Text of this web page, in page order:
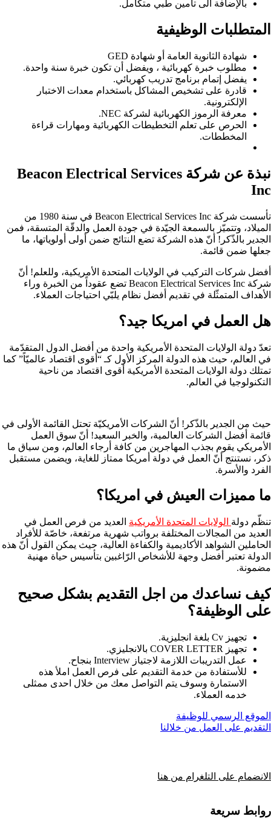
بالإضافة الى تأمين طبي متكامل.
المتطلبات الوظيفية ​
شهادة الثانوية العامة أو شهادة GED
مطلوب خبرة كهربائية ، ويفضل أن تكون خبرة سنة واحدة.
يفضل إتمام برنامج تدريب كهربائي.
قادرة على تشخيص المشاكل باستخدام معدات الاختبار
الإلكترونية.
معرفة الرموز الكهربائية لشركة NEC.
الحرص على تعلم التخطيطات الكهربائية ومهارات قراءة
المخططات.
نبذة عن شركة Beacon Electrical Services
Inc
تأسست شركة Beacon Electrical Services Inc في سنة 1980 من
الميلاد، وتتميّز بالسمعة الجيّدة في جودة العمل والدقّة المتسقة، فمن
الجدير بالذّكر! أنّ هذه الشركة تضع النتائج ضمن أولى أولوياتها، ما
جعلها ضمن قائمة.
أفضل شركات التركيب في الولايات المتحدة الأمريكية، وللعلم! أنّ
شركة Beacon Electrical Services Inc تضع عقوداً من الخبرة وراء
الأهداف المتمثّلة في تقديم أفضل نظام يلبّي احتياجات العملاء.
هل العمل في امريكا جيد؟
تعدّ دولة الولايات المتحدة الأمريكية واحدة من أفضل الدول المتقدّمة
في العالم، حيث هذه الدولة المركز الأول كـ “أقوى اقتصاد عالميّاً” كما
تمتلك دولة الولايات المتحدة الأمريكية أقوى اقتصاد من ناحية
التكنولوجيا في العالم.
حيث من الجدير بالذّكر! أنّ الشركات الأمريكيّة تحتل القائمة الأولى في
قائمة أفضل الشركات العالمية، والخبر السعيد! أنّ سوق العمل
الأمريكي يقوم بجذب المهاجرين من كافة أرجاء العالم، ومن سياق ما
ذكر، نستنتج أنّ العمل في دولة أمريكا ممتاز للغاية، ويضمن مستقبل
الفرد والأسرة.
ما مميزات العيش في امريكا؟
تنظّم دولة الولايات المتحدة الأمريكية العديد من فرص العمل في
العديد من المجالات المختلفة برواتب شهرية مرتفعة، خاصّة للأفراد
الحاملين الشواهد الأكاديمية والكفاءة العالية، حيث يمكن القول أنّ هذه
الدولة تعتبر أفضل وجهة للأشخاص الرّاغبين بتأسيس حياة مهنية
مضمونة.
كيف نساعدك من اجل التقديم بشكل صحيح
على الوظيفة؟​
تجهيز Cv بلغة انجليزية.
تجهيز COVER LETTER بالانجليزي.
عمل التدريبات اللازمة لاجتياز Interview بنجاح.
للأستفادة من خدمة التقديم على فرص العمل املأ هذه
الاستمارة وسوف يتم التواصل معك من خلال احدى ممثلى
خدمه العملاء.
الموقع الرسمي للوظيفة
التقديم على العمل من خلالنا
الانضمام على التلغرام من هنا
روابط سريعة